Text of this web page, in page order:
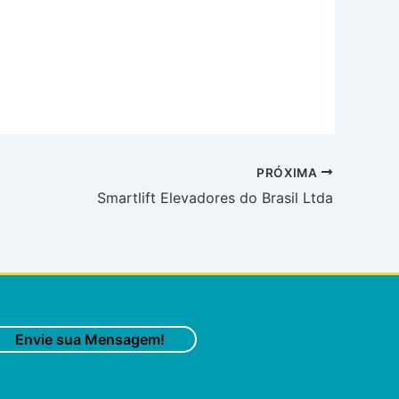
PRÓXIMA
Smartlift Elevadores do Brasil Ltda
Envie sua Mensagem!